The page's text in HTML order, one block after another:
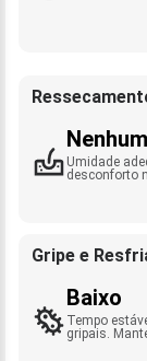
Umidade
desconforto
Gripe e
Baixo
Tempo
gripais.